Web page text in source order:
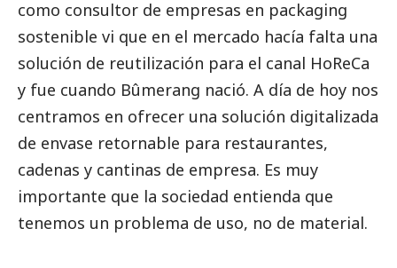
como consultor de empresas en packaging
sostenible vi que en el mercado hacía falta una
solución de reutilización para el canal HoReCa
y fue cuando Bûmerang nació. A día de hoy nos
centramos en ofrecer una solución digitalizada
de envase retornable para restaurantes,
cadenas y cantinas de empresa. Es muy
importante que la sociedad entienda que
tenemos un problema de uso, no de material.